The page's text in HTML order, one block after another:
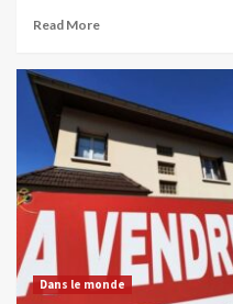
Read More
Dans le monde